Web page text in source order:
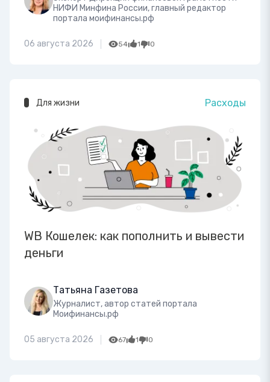
НИФИ Минфина России, главный редактор
портала моифинансы.рф
06 августа 2026 54 1 0
Для жизни Расходы
WB Кошелек: как пополнить и вывести
деньги
Татьяна Газетова
Журналист, автор статей портала
Моифинансы.рф
05 августа 2026 67 1 0